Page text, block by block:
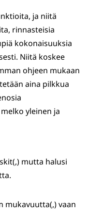
ja niitä
rinnasteisia
kokonaisuuksia
Niitä koskee
ohjeen mukaan
aina pilkkua
yleinen ja
mutta halusi
mukavuutta(,) vaan